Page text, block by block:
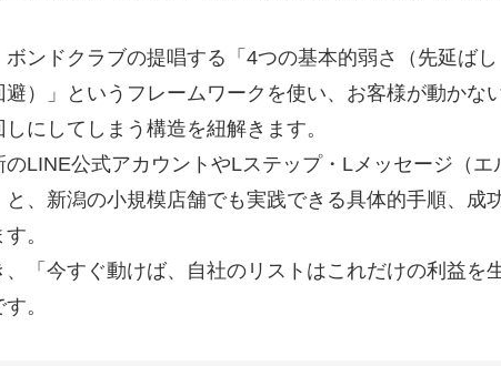
ボンドクラブの提唱する「4つの基本的弱さ（先延ば
避）」というフレームワークを使い、お客様が動かな
にしてしまう構造を紐解きます。
のLINE公式アカウントやLステップ・Lメッセージ（エ
と、新潟の小規模店舗でも実践できる具体的手順、成
。
「今すぐ動けば、自社のリストはこれだけの利益を
。